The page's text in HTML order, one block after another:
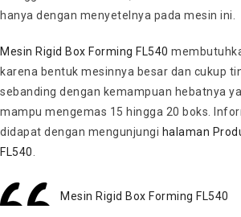
hanya dengan menyetelnya pada mesin ini.
Mesin Rigid Box Forming FL540
karena bentuk mesinnya besar dan cukup
sebanding dengan kemampuan hebatnya
mampu mengemas 15 hingga 20 boks.
didapat dengan mengunjungi halaman
FL540
Mesin Rigid Box Forming FL540